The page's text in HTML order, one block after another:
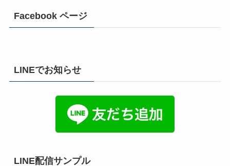
Facebook ページ
LINEでお知らせ
LINE配信サンプル